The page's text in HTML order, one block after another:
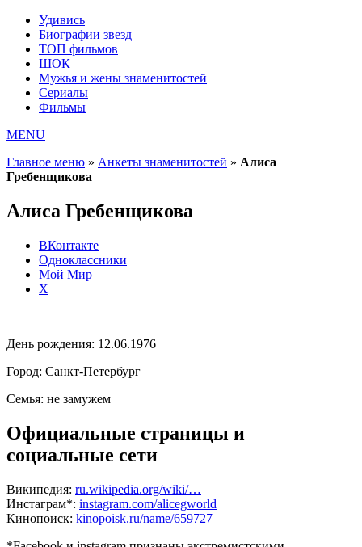
Удивись
Биографии звезд
ТОП фильмов
ШОК
Мужья и жены знаменитостей
Сериалы
Фильмы
MENU
Главное меню » Анкеты знаменитостей » Алиса
Гребенщикова
Алиса Гребенщикова
ВКонтакте
Одноклассники
Мой Мир
X
День рождения: 12.06.1976
Город: Санкт-Петербург
Семья: не замужем
Официальные страницы и
социальные сети
Википедия: ru.wikipedia.org/wiki/…
Инстаграм*: instagram.com/alicegworld
Кинопоиск: kinopoisk.ru/name/659727